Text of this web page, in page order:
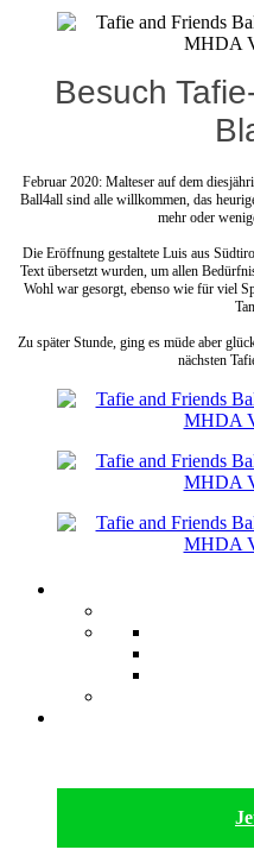
Besuch
Februar 2020: Malteser auf dem
Ball4all sind alle willkommen, das
mehr oder
Die Eröffnung gestaltete Luis aus
Text übersetzt wurden, um allen
Wohl war gesorgt, ebenso wie für viel
Zu später Stunde, ging es müde aber
nächsten